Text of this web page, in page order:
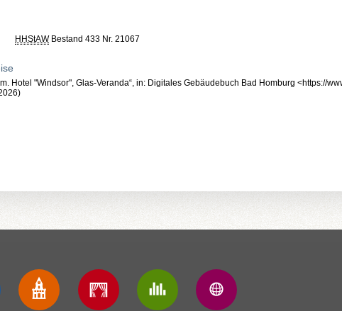
HHStAWBestand 433 Nr. 21067
Hotel "Windsor", Glas-Veranda“, in: Digitales Gebäudebuch Bad Homburg <https://